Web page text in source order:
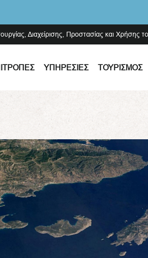
Διαχείρισης, Προστασίας και
ΥΠΗΡΕΣΊΕΣ ΤΟΥΡΙΣΜΌΣ